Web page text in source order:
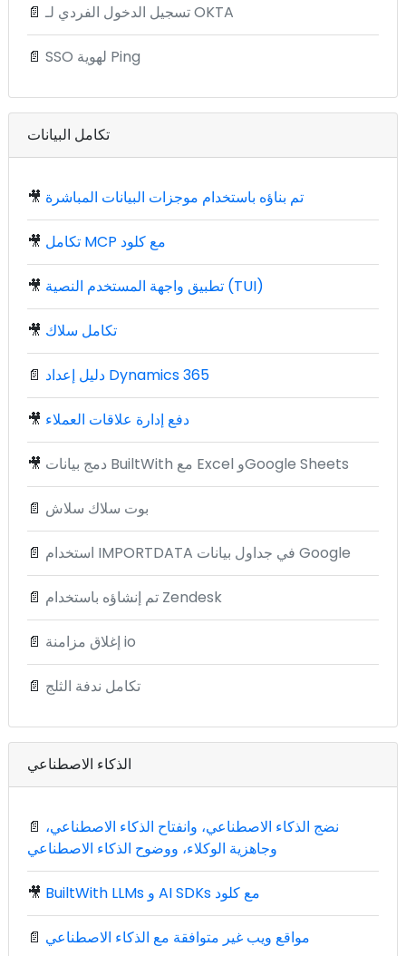
📄 تسجيل الدخول الفردي لـ OKTA
📄 SSO لهوية Ping
تكامل البيانات
🎥 تم بناؤه باستخدام موجزات البيانات المباشرة
🎥 تكامل MCP مع كلود
🎥 تطبيق واجهة المستخدم النصية (TUI)
🎥 تكامل سلاك
📄 دليل إعداد Dynamics 365
🎥 دفع إدارة علاقات العملاء
🎥 دمج بيانات BuiltWith مع Excel وGoogle Sheets
📄 بوت سلاك سلاش
📄 استخدام IMPORTDATA في جداول بيانات Google
📄 تم إنشاؤه باستخدام Zendesk
📄 إغلاق مزامنة io
📄 تكامل ندفة الثلج
الذكاء الاصطناعي
📄 نضج الذكاء الاصطناعي، وانفتاح الذكاء الاصطناعي،
وجاهزية الوكلاء، ووضوح الذكاء الاصطناعي
🎥 BuiltWith LLMs و AI SDKs مع كلود
📄 مواقع ويب غير متوافقة مع الذكاء الاصطناعي